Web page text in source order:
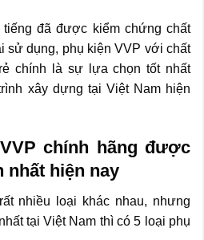
đã được kiểm chứng chất
sử dụng, phụ kiện VVP với chất
chính là sự lựa chọn tốt nhất
xây dựng tại Việt Nam hiện
chính hãng được
nhất hiện nay
nhiều loại khác nhau, nhưng
tại Việt Nam thì có 5 loại phụ